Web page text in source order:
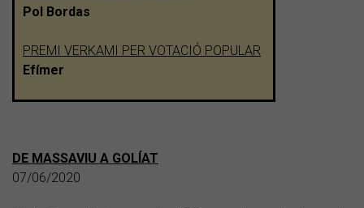
Pol Bordas
PREMI VERKAMI PER VOTACIÓ POPULAR
Efímer
DE MASSAVIU A GOLÍAT
07/06/2020